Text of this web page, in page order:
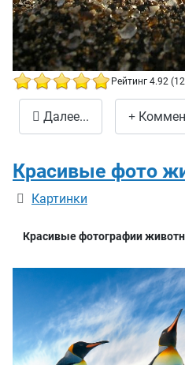
Рейтинг 4.92
Далее...
Красивые фото
Информация о материале
Картинки
Красивые фотографии